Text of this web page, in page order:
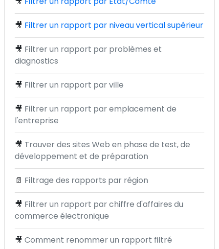
🎥 Filtrer un rapport par niveau vertical supérieur
🎥 Filtrer un rapport par problèmes et
diagnostics
🎥 Filtrer un rapport par ville
🎥 Filtrer un rapport par emplacement de
l'entreprise
🎥 Trouver des sites Web en phase de test, de
développement et de préparation
📄 Filtrage des rapports par région
🎥 Filtrer un rapport par chiffre d'affaires du
commerce électronique
🎥 Comment renommer un rapport filtré